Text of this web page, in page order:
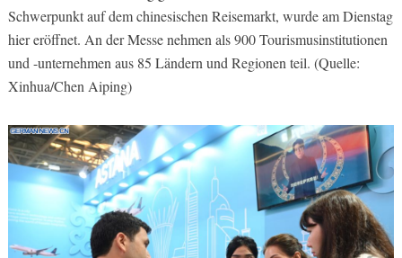
Schwerpunkt auf dem chinesischen Reisemarkt, wurde am Dienstag
hier eröffnet. An der Messe nehmen als 900 Tourismusinstitutionen
und -unternehmen aus 85 Ländern und Regionen teil. (Quelle:
Xinhua/Chen Aiping)